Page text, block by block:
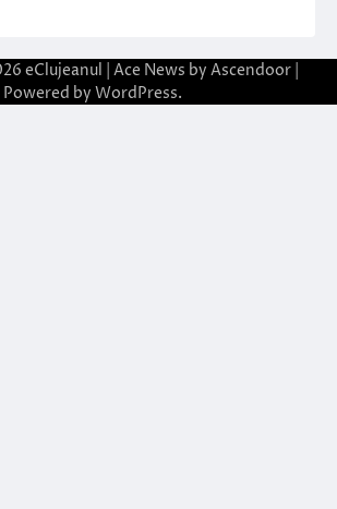
eClujeanul | Ace News by Ascendoor
Powered by WordPress.